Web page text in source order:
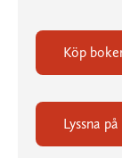
Köp
Lyssna